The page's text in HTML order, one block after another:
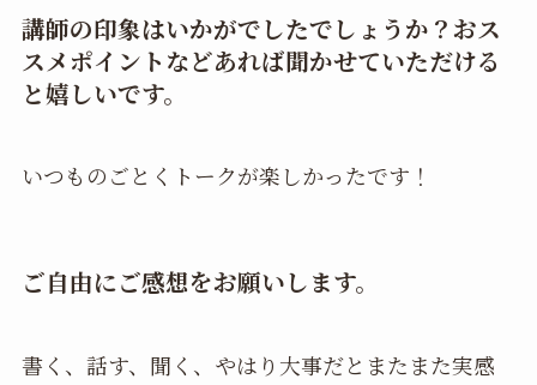
講師の印象はいかがでしたでしょうか？おス
スメポイントなどあれば聞かせていただける
と嬉しいです。
いつものごとくトークが楽しかったです！
ご自由にご感想をお願いします。
書く、話す、聞く、やはり大事だとまたまた実感